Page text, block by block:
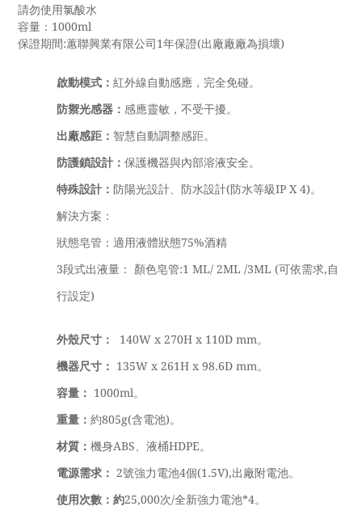
請勿使用氯酸水
容量：1000ml
保證期間:蕙聯興業有限公司1年保證(出廠廠廠為損壞)
啟動模式： 紅外線自動感應，完全免碰。
防禦光感器： 感應靈敏，不受干擾。
出廠感距： 智慧自動調整感距。
防護鎖設計： 保護機器與內部溶液安全。
特殊設計： 防陽光設計、防水設計(防水等級IP X 4)。
解決方案：
狀態皂管：適用液體狀態75%酒精
3段式出液量： 顏色皂管:1 ML/ 2ML /3ML (可依需求,自
行設定)
外殼尺寸： 140W x 270H x 110D mm。
機器尺寸： 135W x 261H x 98.6D mm。
容量： 1000ml。
重量： 約805g(含電池)。
材質： 機身ABS、液桶HDPE。
電源需求： 2號強力電池4個(1.5V),出廠附電池。
使用次數：約25,000次/全新強力電池*4。